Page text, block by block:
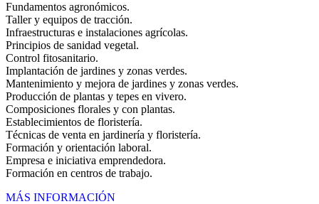
Fundamentos agronómicos.
Taller y equipos de tracción.
Infraestructuras e instalaciones agrícolas.
Principios de sanidad vegetal.
Control fitosanitario.
Implantación de jardines y zonas verdes.
Mantenimiento y mejora de jardines y zonas verdes.
Producción de plantas y tepes en vivero.
Composiciones florales y con plantas.
Establecimientos de floristería.
Técnicas de venta en jardinería y floristería.
Formación y orientación laboral.
Empresa e iniciativa emprendedora.
Formación en centros de trabajo.
MÁS INFORMACIÓN